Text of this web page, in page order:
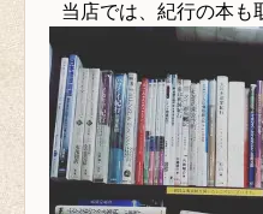
当店では、紀行の本も